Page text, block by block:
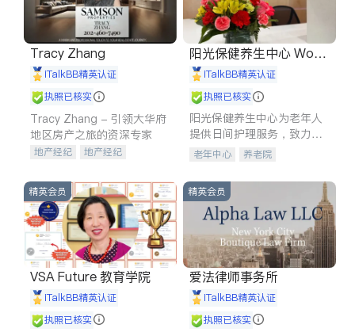
Tracy Zhang
iTalkBB精英认证
执照已核实
Tracy Zhang - 引领大华府
地区房产之旅的资深专家
地产经纪
地产经纪
商铺租售
开发商建商
阳光保健养生中心 World
shine
iTalkBB精英认证
执照已核实
阳光保健养生中心为老年人
提供日间护理服务，致力于
通过持续的护理创新来有效
老年中心 养老院
精英会员
VSA Future 教育学院
iTalkBB精英认证
执照已核实
精英会员
爱法律师事务所
iTalkBB精英认证
执照已核实